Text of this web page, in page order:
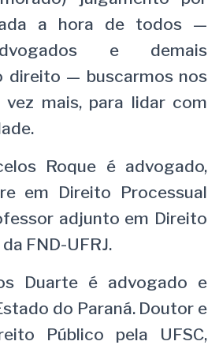
a hora de todos —
e demais
direito — buscarmos nos
vez mais, para lidar com
Roque é advogado,
em Direito Processual
adjunto em Direito
FND-UFRJ.
Duarte é advogado e
do Paraná. Doutor e
Público pela UFSC,